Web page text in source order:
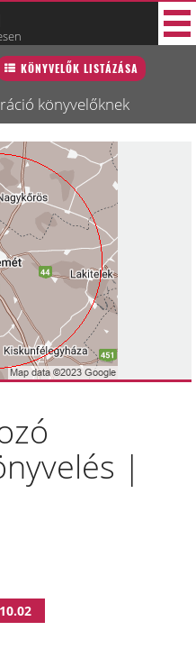
KÖNYVELŐK LISTÁZÁSA
könyvelőknek
|